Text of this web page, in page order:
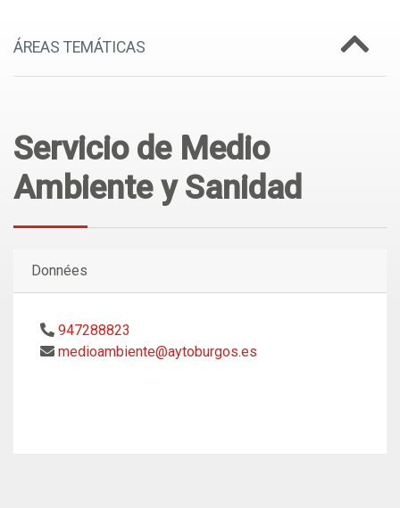
ÁREAS TEMÁTICAS
Servicio de Medio
Ambiente y Sanidad
Données
947288823
medioambiente@aytoburgos.es